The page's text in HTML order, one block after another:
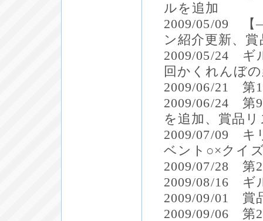
ルを追加
2009/05/09 【
ン紹介更新、
2009/05/24 ギ
回かくれんぼ
2009/06/21 第
2009/06/24 第
を追加、賞品
2009/07/09 キ
ベント○×クイ
2009/07/28 第
2009/08/16 ギ
2009/09/01 賞
2009/09/06 第